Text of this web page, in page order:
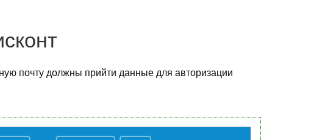
почту должны прийти данные для авторизации